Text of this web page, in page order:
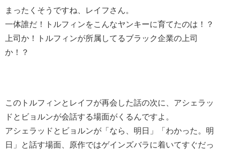
まったくそうですね、レイフさん。
一体誰だ！トルフィンをこんなヤンキーに育てたのは！？
上司か！トルフィンが所属してるブラック企業の上司
か！？
このトルフィンとレイフが再会した話の次に、アシェラッ
ドとビョルンが会話する場面がくるんですよ。
アシェラッドとビョルンが「なら、明日」「わかった。明
日」と話す場面、原作ではゲインズバラに着いてすぐだっ